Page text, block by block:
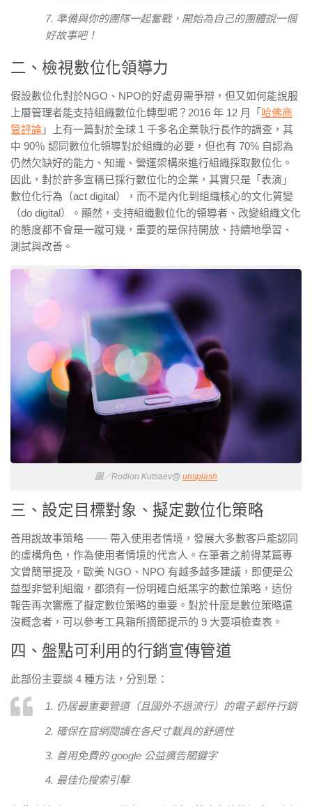
7. 準備與你的團隊一起奮戰，開始為自己的團體說一個
好故事吧！
二、檢視數位化領導力
假設數位化對於NGO、NPO的好處毋需爭辯，但又如何能說服
上層管理者能支持組織數位化轉型呢？2016 年 12 月「 哈佛商
管評論 」上有一篇對於全球 1 千多名企業執行長作的調查，其
中 90％ 認同數位化領導對於組織的必要，但也有 70% 自認為
仍然欠缺好的能力、知識、營運架構來進行組織採取數位化。
因此，對於許多宣稱已採行數位化的企業，其實只是「表演」
數位化行為（act digital），而不是內化到組織核心的文化質變
（do digital）。顯然，支持組織數位化的領導者、改變組織文化
的態度都不會是一蹴可幾，重要的是保持開放、持續地學習、
測試與改善。
圖／Rodion Kutsaev@ unsplash
三、設定目標對象、擬定數位化策略
善用說故事策略 —— 帶入使用者情境，發展大多數客戶能認同
的虛構角色，作為使用者情境的代言人。在筆者之前得某篇專
文曾簡單提及，歐美 NGO、NPO 有越多越多建議，即便是公
益型非營利組織，都須有一份明確白紙黑字的數位策略，這份
報告再次響應了擬定數位策略的重要。對於什麼是數位策略還
沒概念者，可以參考工具箱所摘節提示的 9 大要項檢查表。
四、盤點可利用的行銷宣傳管道
此部份主要談 4 種方法，分別是：
1. 仍居最重要管道（且國外不退流行）的電子郵件行銷
2. 確保在官網閱讀在各尺寸載具的舒適性
3. 善用免費的 google 公益廣告關鍵字
4. 最佳化搜索引擊